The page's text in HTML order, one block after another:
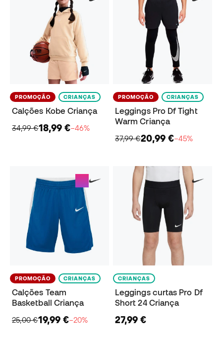
PROMOÇÃO CRIANÇAS
Calções Kobe Criança
34,99 €18,99 €−46%
PROMOÇÃO CRIANÇAS
Leggings Pro Df Tight
Warm Criança
37,99 €20,99 €−45%
PROMOÇÃO CRIANÇAS
Calções Team
Basketball Criança
25,00 €19,99 €−20%
CRIANÇAS
Leggings curtas Pro Df
Short 24 Criança
27,99 €